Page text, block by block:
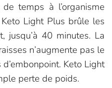
temps à l’organisme
Light Plus brûle les
jusqu’à 40 minutes. La
n’augmente pas le
Keto Light
perte de poids.